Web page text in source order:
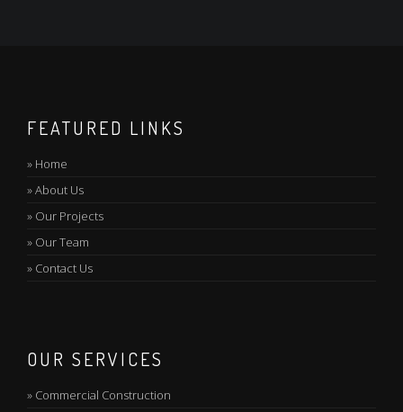
FEATURED LINKS
» Home
»About Us
» Our Projects
» Our Team
» Contact Us
OUR SERVICES
» Commercial Construction